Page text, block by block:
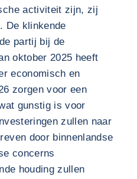
activiteit zijn, zij
De klinkende
partij bij de
oktober 2025 heeft
economisch en
zorgen voor een
gunstig is voor
zullen naar
door binnenlandse
concerns
houding zullen